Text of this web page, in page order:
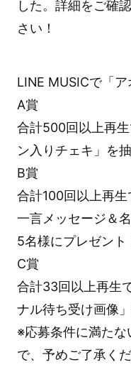
した。詳細をご確
さい！
LINE MUSICで「
A賞
合計500回以上再
ン入りチェキ」を
B賞
合計100回以上再
一言メッセージ＆
5名様にプレゼント
C賞
合計33回以上再生
ナル待ち受け画像
※応募条件に満た
で、予めご了承くだ